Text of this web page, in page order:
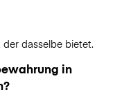
dasselbe bietet.
in